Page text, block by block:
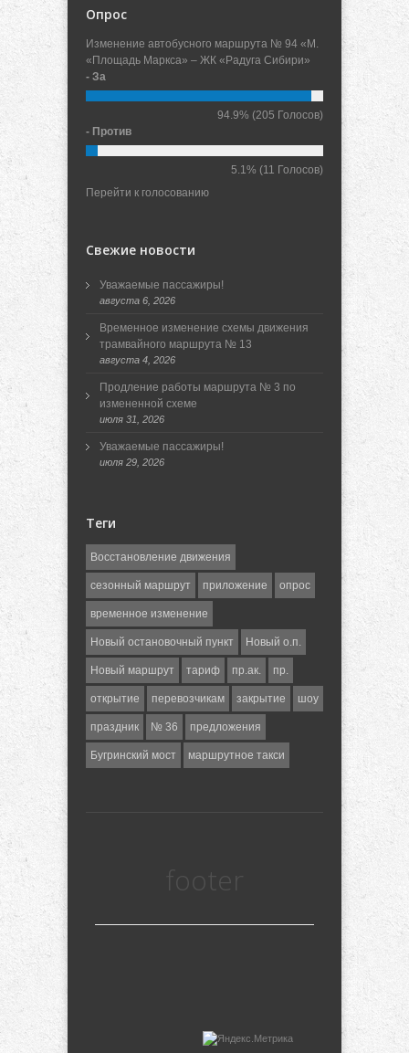
Опрос
Изменение автобусного маршрута № 94 «М.
«Площадь Маркса» – ЖК «Радуга Сибири»
- За
94.9% (205 Голосов)
- Против
5.1% (11 Голосов)
Перейти к голосованию
Свежие новости
Уважаемые пассажиры!
августа 6, 2026
Временное изменение схемы движения
трамвайного маршрута № 13
августа 4, 2026
Продление работы маршрута № 3 по
измененной схеме
июля 31, 2026
Уважаемые пассажиры!
июля 29, 2026
Теги
Восстановление движения
сезонный маршрут приложение опрос
временное изменение
Новый остановочный пункт Новый о.п.
Новый маршрут тариф пр.ак. пр.
открытие перевозчикам закрытие шоу
праздник № 36 предложения
Бугринский мост маршрутное такси
footer